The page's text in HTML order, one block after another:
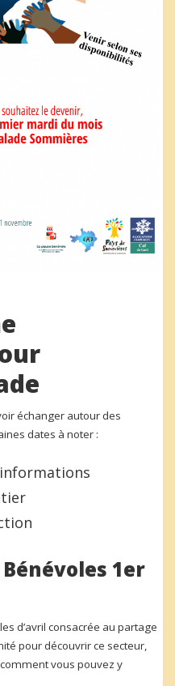
échanger autour des
dates à noter :
1er
d’avril consacrée au partage
pour découvrir ce secteur,
vous pouvez y